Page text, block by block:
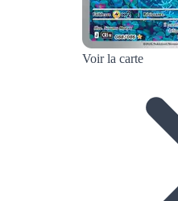
Voir la carte